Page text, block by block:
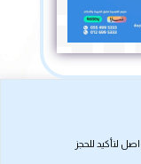
لتأكيد للحجز